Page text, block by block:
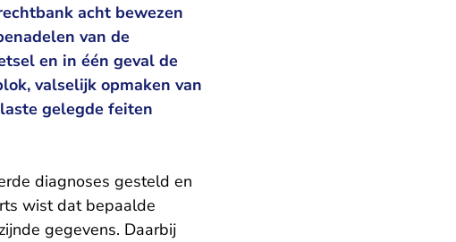
acht bewezen
van de
en in één geval de
valselijk opmaken van
gelegde feiten
diagnoses gesteld en
wist dat bepaalde
gegevens. Daarbij